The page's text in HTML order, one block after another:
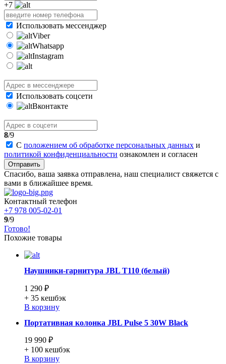
+7
Использовать мессенджер
Viber
Whatsapp
Instagram
Использовать соцсети
Вконтакте
8/9
С положением об обработке персональных данных и
политикой конфиденциальности ознакомлен и согласен
Отправить
Спасибо, ваша заявка отправлена, наш специалист свяжется с
вами в ближайшее время.
Контактный телефон
+7 978 005-02-01
9/9
Готово!
Похожие товары
Наушники-гарнитура JBL T110 (белый)
1 290 ₽
+ 35 кешбэк
В корзину
Портативная колонка JBL Pulse 5 30W Black
19 990 ₽
+ 100 кешбэк
В корзину